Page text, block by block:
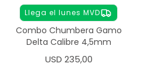
Llega el lunes MVD
Combo Chumbera Gamo
Delta Calibre 4,5mm
USD 235,00